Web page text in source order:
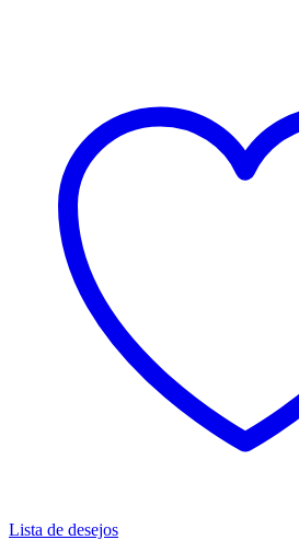
Lista de desejos